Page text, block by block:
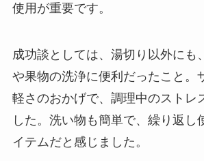
使用が重要です。
成功談としては、湯切り以外にも
や果物の洗浄に便利だったこと。
軽さのおかげで、調理中のストレ
した。洗い物も簡単で、繰り返し
イテムだと感じました。